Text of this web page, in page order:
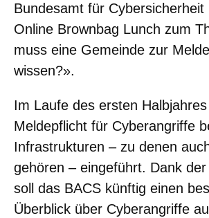
Bundesamt für Cybersicherheit
Online Brownbag Lunch zum
muss eine Gemeinde zur
wissen?».
Im Laufe des ersten
Meldepflicht für Cyberangriffe
Infrastrukturen – zu denen
gehören – eingeführt. Dank
soll das BACS künftig einen
Überblick über Cyberangriffe